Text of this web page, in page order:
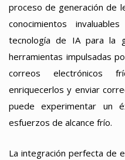
proceso de generación de
conocimientos
tecnología de IA para la
herramientas impulsadas
correos electrónicos
enriquecerlos y enviar
puede experimentar un
esfuerzos de alcance frío.
La integración perfecta de